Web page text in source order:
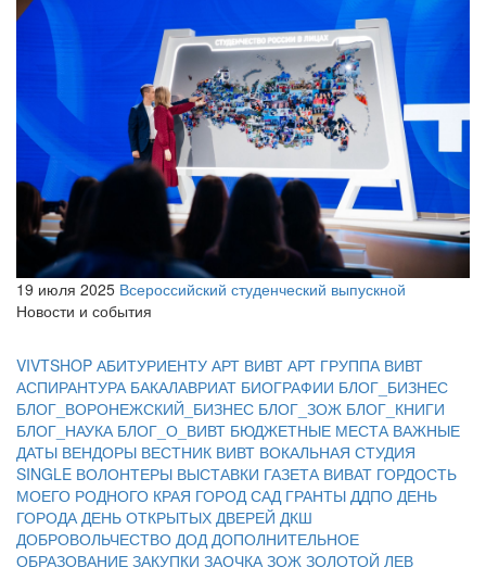
19 июля 2025 Всероссийский студенческий выпускной
Новости и события
VIVTSHOP АБИТУРИЕНТУ АРТ ВИВТ АРТ ГРУППА ВИВТ
АСПИРАНТУРА БАКАЛАВРИАТ БИОГРАФИИ БЛОГ_БИЗНЕС
БЛОГ_ВОРОНЕЖСКИЙ_БИЗНЕС БЛОГ_ЗОЖ БЛОГ_КНИГИ
БЛОГ_НАУКА БЛОГ_О_ВИВТ БЮДЖЕТНЫЕ МЕСТА ВАЖНЫЕ
ДАТЫ ВЕНДОРЫ ВЕСТНИК ВИВТ ВОКАЛЬНАЯ СТУДИЯ
SINGLE ВОЛОНТЕРЫ ВЫСТАВКИ ГАЗЕТА ВИВАТ ГОРДОСТЬ
МОЕГО РОДНОГО КРАЯ ГОРОД САД ГРАНТЫ ДДПО ДЕНЬ
ГОРОДА ДЕНЬ ОТКРЫТЫХ ДВЕРЕЙ ДКШ
ДОБРОВОЛЬЧЕСТВО ДОД ДОПОЛНИТЕЛЬНОЕ
ОБРАЗОВАНИЕ ЗАКУПКИ ЗАОЧКА ЗОЖ ЗОЛОТОЙ ЛЕВ